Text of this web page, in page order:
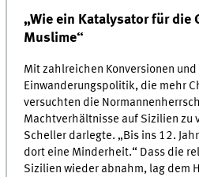
„Wie ein Katalysator für die
Muslime“
Mit zahlreichen Konversionen und
Einwanderungspolitik, die mehr
versuchten die
Machtverhältnisse auf Sizilien zu
Scheller darlegte. „Bis ins 12.
dort eine Minderheit.“ Dass die
Sizilien wieder abnahm, lag dem